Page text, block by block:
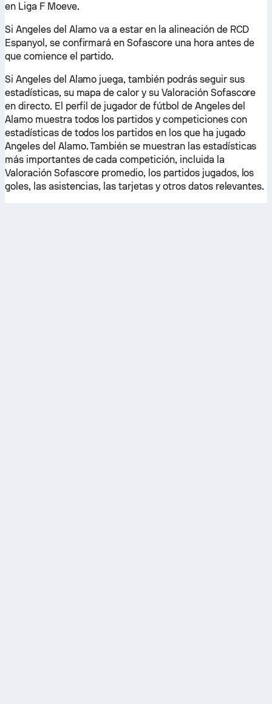
en Liga F Moeve.
Si Angeles del Alamo va a estar en la alineación de RCD
Espanyol, se confirmará en Sofascore una hora antes de
que comience el partido.
Si Angeles del Alamo juega, también podrás seguir sus
estadísticas, su mapa de calor y su Valoración Sofascore
en directo. El perfil de jugador de fútbol de Angeles del
Alamo muestra todos los partidos y competiciones con
estadísticas de todos los partidos en los que ha jugado
Angeles del Alamo. También se muestran las estadísticas
más importantes de cada competición, incluida la
Valoración Sofascore promedio, los partidos jugados, los
goles, las asistencias, las tarjetas y otros datos relevantes.